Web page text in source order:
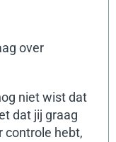
over
niet wist dat
dat jij graag
controle hebt,